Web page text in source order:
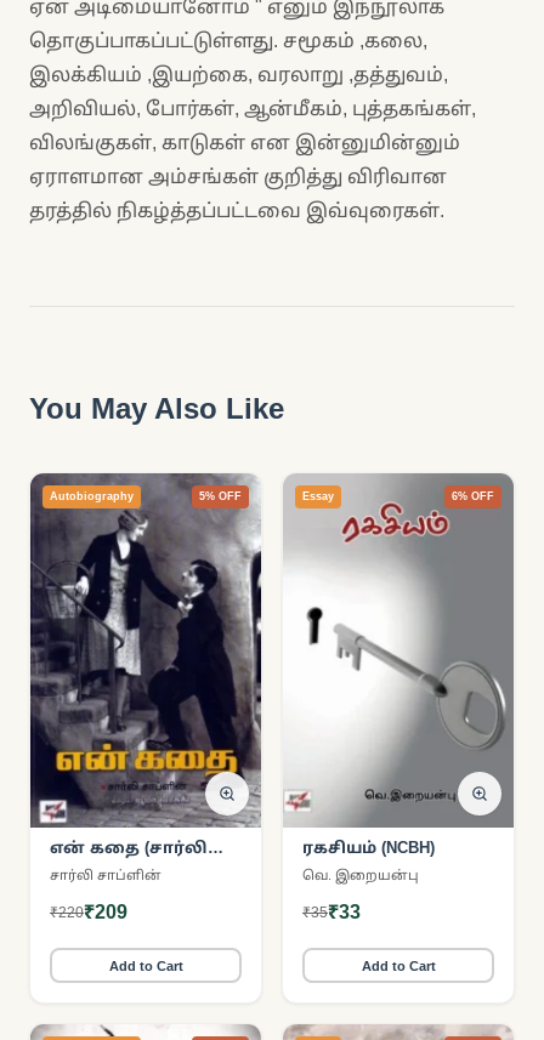
ஏன் அடிமையானோம் " எனும் இந்நூலாக
தொகுப்பாகப்பட்டுள்ளது. சமூகம் ,கலை,
இலக்கியம் ,இயற்கை, வரலாறு ,தத்துவம்,
அறிவியல், போர்கள், ஆன்மீகம், புத்தகங்கள்,
விலங்குகள், காடுகள் என இன்னுமின்னும்
ஏராளமான அம்சங்கள் குறித்து விரிவான
தரத்தில் நிகழ்த்தப்பட்டவை இவ்வுரைகள்.
You May Also Like
Autobiography 5% OFF
என் கதை (சார்லி
சாப்ளின்)
சார்லி சாப்ளின்
₹220₹209
Add to Cart
Essay 6% OFF
ரகசியம் (NCBH)
வெ. இறையன்பு
₹35₹33
Add to Cart